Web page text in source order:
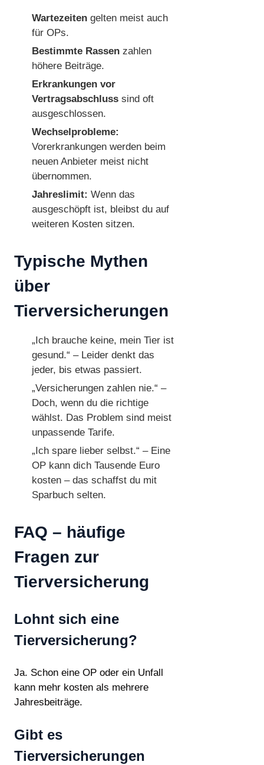
Wartezeiten gelten meist auch
für OPs.
Bestimmte Rassen zahlen
höhere Beiträge.
Erkrankungen vor
Vertragsabschluss sind oft
ausgeschlossen.
Wechselprobleme:
Vorerkrankungen werden beim
neuen Anbieter meist nicht
übernommen.
Jahreslimit: Wenn das
ausgeschöpft ist, bleibst du auf
weiteren Kosten sitzen.
Typische Mythen
über
Tierversicherungen
„Ich brauche keine, mein Tier ist
gesund.“ – Leider denkt das
jeder, bis etwas passiert.
„Versicherungen zahlen nie.“ –
Doch, wenn du die richtige
wählst. Das Problem sind meist
unpassende Tarife.
„Ich spare lieber selbst.“ – Eine
OP kann dich Tausende Euro
kosten – das schaffst du mit
Sparbuch selten.
FAQ – häufige
Fragen zur
Tierversicherung
Lohnt sich eine
Tierversicherung?
Ja. Schon eine OP oder ein Unfall
kann mehr kosten als mehrere
Jahresbeiträge.
Gibt es
Tierversicherungen